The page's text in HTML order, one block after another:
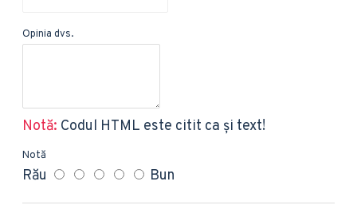
Opinia dvs.
Notă: Codul HTML este citit ca şi text!
Notă
Rău Bun